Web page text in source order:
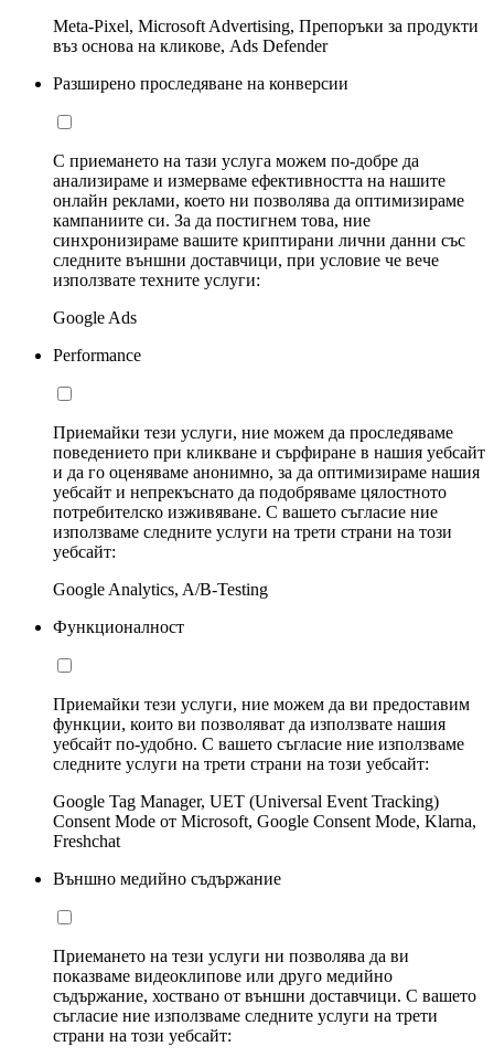
Meta-Pixel, Microsoft Advertising, Препоръки за продукти
въз основа на кликове, Ads Defender
Разширено проследяване на конверсии
С приемането на тази услуга можем по-добре да
анализираме и измерваме ефективността на нашите
онлайн реклами, което ни позволява да оптимизираме
кампаниите си. За да постигнем това, ние
синхронизираме вашите криптирани лични данни със
следните външни доставчици, при условие че вече
използвате техните услуги:
Google Ads
Performance
Приемайки тези услуги, ние можем да проследяваме
поведението при кликване и сърфиране в нашия уебсайт
и да го оценяваме анонимно, за да оптимизираме нашия
уебсайт и непрекъснато да подобряваме цялостното
потребителско изживяване. С вашето съгласие ние
използваме следните услуги на трети страни на този
уебсайт:
Google Analytics, A/B-Testing
Функционалност
Приемайки тези услуги, ние можем да ви предоставим
функции, които ви позволяват да използвате нашия
уебсайт по-удобно. С вашето съгласие ние използваме
следните услуги на трети страни на този уебсайт:
Google Tag Manager, UET (Universal Event Tracking)
Consent Mode от Microsoft, Google Consent Mode, Klarna,
Freshchat
Външно медийно съдържание
Приемането на тези услуги ни позволява да ви
показваме видеоклипове или друго медийно
съдържание, хоствано от външни доставчици. С вашето
съгласие ние използваме следните услуги на трети
страни на този уебсайт: